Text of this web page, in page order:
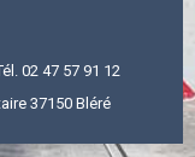
02 47 57 91 12
37150 Bléré